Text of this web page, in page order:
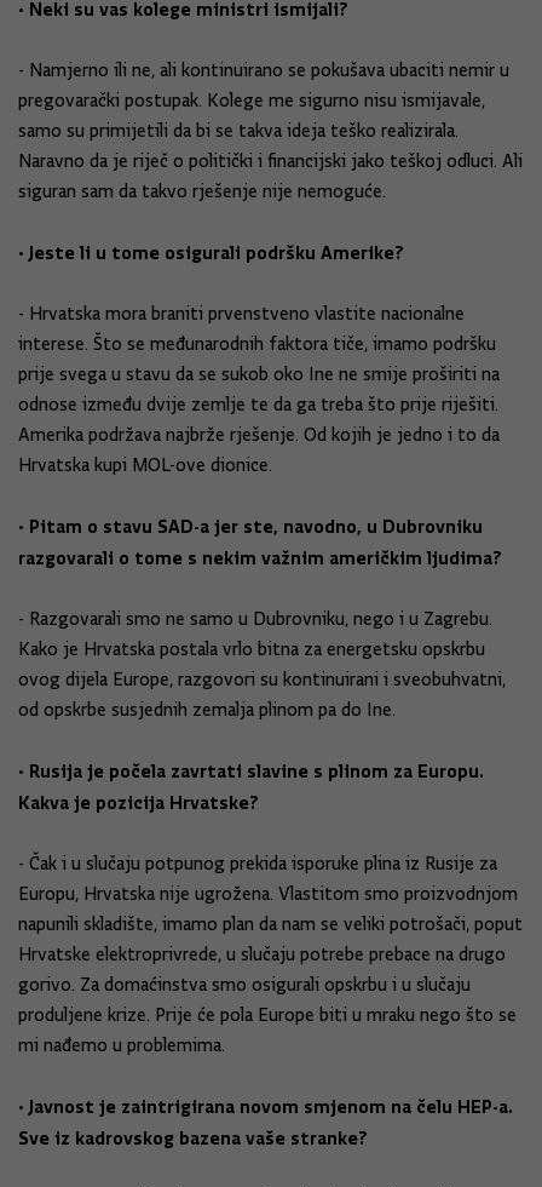
• Neki su vas kolege ministri ismijali?
- Namjerno ili ne, ali kontinuirano se pokušava ubaciti nemir u
pregovarački postupak. Kolege me sigurno nisu ismijavale,
samo su primijetili da bi se takva ideja teško realizirala.
Naravno da je riječ o politički i financijski jako teškoj odluci. Ali
siguran sam da takvo rješenje nije nemoguće.
• Jeste li u tome osigurali podršku Amerike?
- Hrvatska mora braniti prvenstveno vlastite nacionalne
interese. Što se međunarodnih faktora tiče, imamo podršku
prije svega u stavu da se sukob oko Ine ne smije proširiti na
odnose između dvije zemlje te da ga treba što prije riješiti.
Amerika podržava najbrže rješenje. Od kojih je jedno i to da
Hrvatska kupi MOL-ove dionice.
• Pitam o stavu SAD-a jer ste, navodno, u Dubrovniku
razgovarali o tome s nekim važnim američkim ljudima?
- Razgovarali smo ne samo u Dubrovniku, nego i u Zagrebu.
Kako je Hrvatska postala vrlo bitna za energetsku opskrbu
ovog dijela Europe, razgovori su kontinuirani i sveobuhvatni,
od opskrbe susjednih zemalja plinom pa do Ine.
• Rusija je počela zavrtati slavine s plinom za Europu.
Kakva je pozicija Hrvatske?
- Čak i u slučaju potpunog prekida isporuke plina iz Rusije za
Europu, Hrvatska nije ugrožena. Vlastitom smo proizvodnjom
napunili skladište, imamo plan da nam se veliki potrošači, poput
Hrvatske elektroprivrede, u slučaju potrebe prebace na drugo
gorivo. Za domaćinstva smo osigurali opskrbu i u slučaju
produljene krize. Prije će pola Europe biti u mraku nego što se
mi nađemo u problemima.
• Javnost je zaintrigirana novom smjenom na čelu HEP-a.
Sve iz kadrovskog bazena vaše stranke?